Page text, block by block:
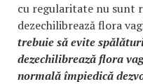
cu regularitate nu sunt
dezechilibrează flora
trebuie să evite
dezechilibrează flora
normală împiedică